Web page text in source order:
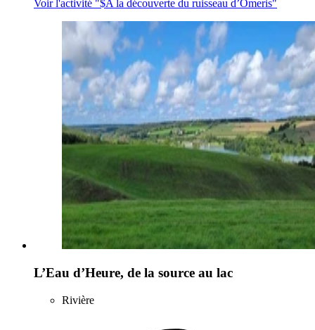
Voir l'activité "$A la découverte du ruisseau d’Omeris"
L’Eau d’Heure, de la source au lac
Rivière